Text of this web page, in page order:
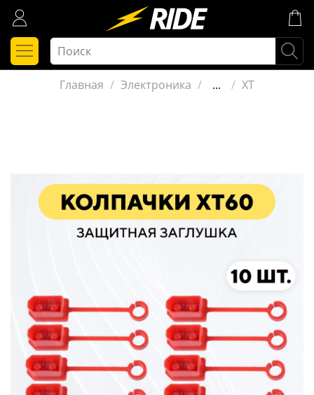
Главная Электроника ... XT